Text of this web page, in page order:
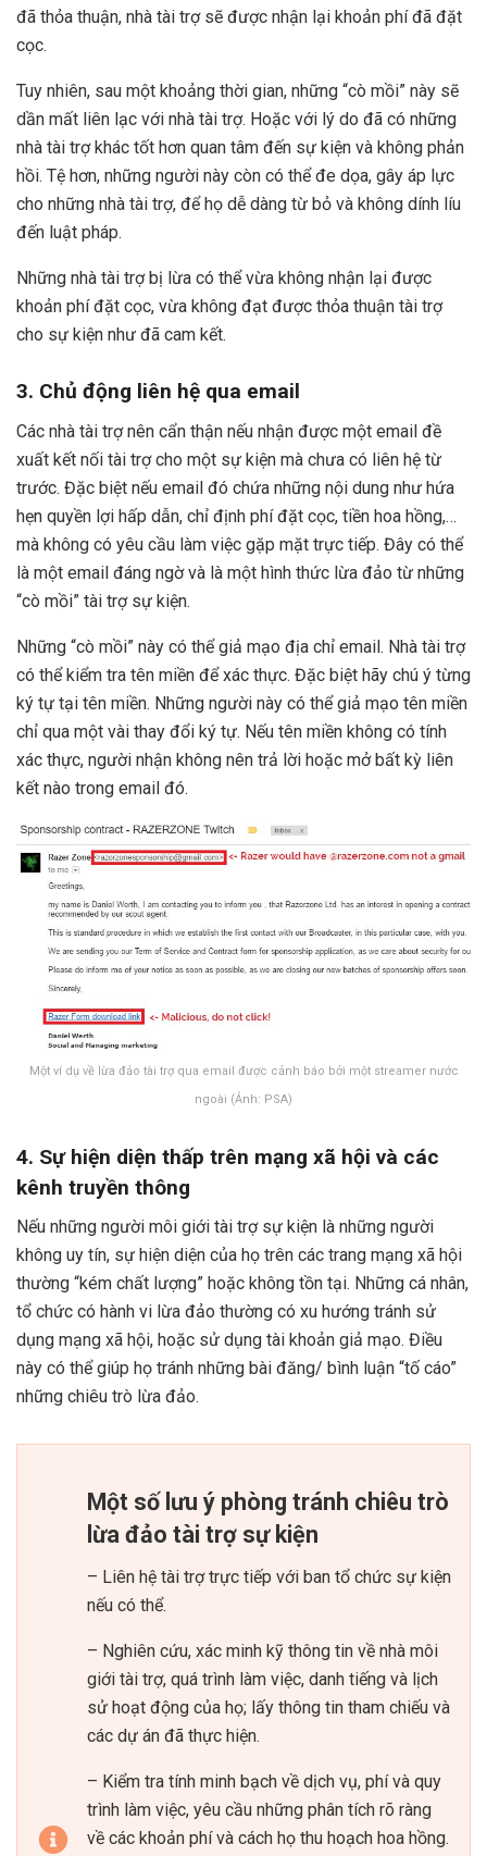
đã thỏa thuận, nhà tài trợ sẽ được nhận lại khoản phí đã đặt
cọc.
Tuy nhiên, sau một khoảng thời gian, những “cò mồi” này sẽ
dần mất liên lạc với nhà tài trợ. Hoặc với lý do đã có những
nhà tài trợ khác tốt hơn quan tâm đến sự kiện và không phản
hồi. Tệ hơn, những người này còn có thể đe dọa, gây áp lực
cho những nhà tài trợ, để họ dễ dàng từ bỏ và không dính líu
đến luật pháp.
Những nhà tài trợ bị lừa có thể vừa không nhận lại được
khoản phí đặt cọc, vừa không đạt được thỏa thuận tài trợ
cho sự kiện như đã cam kết.
3. Chủ động liên hệ qua email
Các nhà tài trợ nên cẩn thận nếu nhận được một email đề
xuất kết nối tài trợ cho một sự kiện mà chưa có liên hệ từ
trước. Đặc biệt nếu email đó chứa những nội dung như hứa
hẹn quyền lợi hấp dẫn, chỉ định phí đặt cọc, tiền hoa hồng,…
mà không có yêu cầu làm việc gặp mặt trực tiếp. Đây có thể
là một email đáng ngờ và là một hình thức lừa đảo từ những
“cò mồi” tài trợ sự kiện.
Những “cò mồi” này có thể giả mạo địa chỉ email. Nhà tài trợ
có thể kiểm tra tên miền để xác thực. Đặc biệt hãy chú ý từng
ký tự tại tên miền. Những người này có thể giả mạo tên miền
chỉ qua một vài thay đổi ký tự. Nếu tên miền không có tính
xác thực, người nhận không nên trả lời hoặc mở bất kỳ liên
kết nào trong email đó.
Một ví dụ về lừa đảo tài trợ qua email được cảnh báo bởi một streamer nước
ngoài (Ảnh: PSA)
4. Sự hiện diện thấp trên mạng xã hội và các
kênh truyền thông
Nếu những người môi giới tài trợ sự kiện là những người
không uy tín, sự hiện diện của họ trên các trang mạng xã hội
thường “kém chất lượng” hoặc không tồn tại. Những cá nhân,
tổ chức có hành vi lừa đảo thường có xu hướng tránh sử
dụng mạng xã hội, hoặc sử dụng tài khoản giả mạo. Điều
này có thể giúp họ tránh những bài đăng/ bình luận “tố cáo”
những chiêu trò lừa đảo.
Một số lưu ý phòng tránh chiêu trò
lừa đảo tài trợ sự kiện
– Liên hệ tài trợ trực tiếp với ban tổ chức sự kiện
nếu có thể.
– Nghiên cứu, xác minh kỹ thông tin về nhà môi
giới tài trợ, quá trình làm việc, danh tiếng và lịch
sử hoạt động của họ; lấy thông tin tham chiếu và
các dự án đã thực hiện.
– Kiểm tra tính minh bạch về dịch vụ, phí và quy
trình làm việc, yêu cầu những phân tích rõ ràng
về các khoản phí và cách họ thu hoạch hoa hồng.